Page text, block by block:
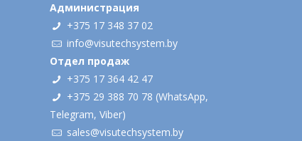
Администрация
+375 17 348 37 02
info@visutechsystem.by
Отдел продаж
+375 17 364 42 47
+375 29 388 70 78 (WhatsApp,
Telegram,Viber)
sales@visutechsystem.by